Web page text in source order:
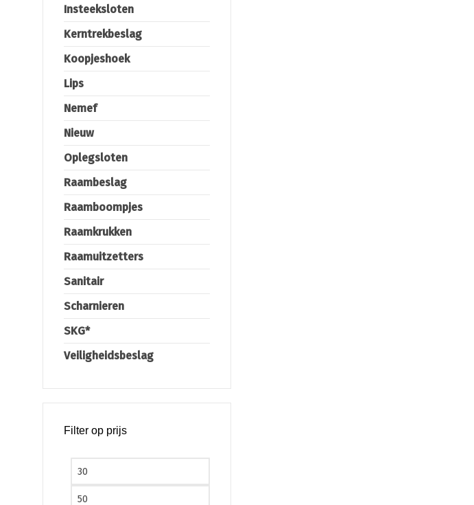
Insteeksloten
Kerntrekbeslag
Koopjeshoek
Lips
Nemef
Nieuw
Oplegsloten
Raambeslag
Raamboompjes
Raamkrukken
Raamuitzetters
Sanitair
Scharnieren
SKG*
Veiligheidsbeslag
Filter op prijs
Min. prijs